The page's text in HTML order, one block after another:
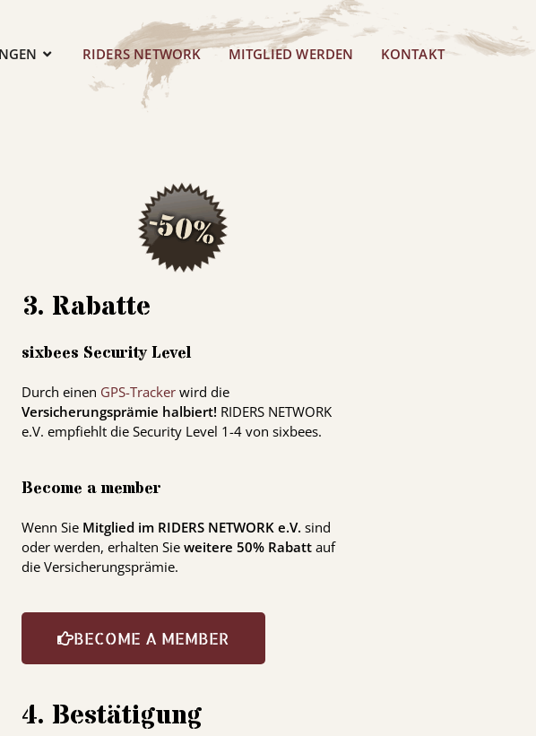
RIDERS NETWORK MITGLIED WERDEN KONTAKT
3. Rabatte
sixbees Security Level
Durch einen GPS-Trackerwird die
Versicherungsprämie halbiert! RIDERS NETWORK
e.V. empfiehlt die Security Level 1-4 von sixbees.
Become a member
Wenn Sie Mitglied im RIDERS NETWORKe.V. sind
oder werden, erhalten Sie weitere 50% Rabattauf
die Versicherungsprämie.
BECOME A MEMBER
4. Bestätigung